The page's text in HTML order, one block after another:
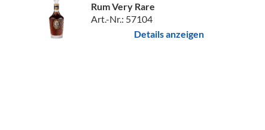
Rum Very Rare
Art.-Nr.: 57104
Details anzeigen